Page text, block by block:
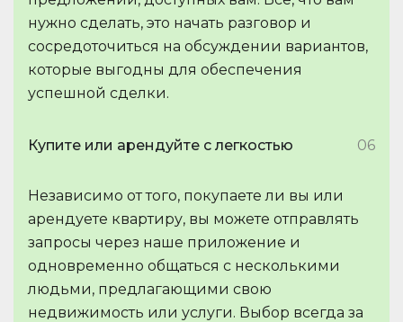
нужно сделать, это начать разговор и
сосредоточиться на обсуждении вариантов,
которые выгодны для обеспечения
успешной сделки.
Купите или арендуйте с легкостью 06
Независимо от того, покупаете ли вы или
арендуете квартиру, вы можете отправлять
запросы через наше приложение и
одновременно общаться с несколькими
людьми, предлагающими свою
недвижимость или услуги. Выбор всегда за